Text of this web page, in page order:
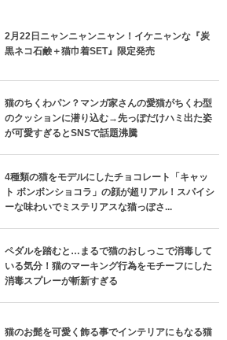
2月22日ニャンニャンニャン！イケニャンな『炭
黒ネコ石鹸＋猫巾着SET』限定発売
猫のちくわパン？マンガ家さんの愛猫がちくわ型
のクッションに潜り込む→先っぽだけハミ出た姿
が可愛すぎるとSNSで話題沸騰
4種類の猫をモデルにしたチョコレート「キャッ
ト ボンボンショコラ」の顔が超リアル！スパイシ
ーな味わいでミステリアスな猫っぽさ...
ペダルを踏むと…まるで猫のおしっこで消毒して
いる気分！猫のマーキング行為をモチーフにした
消毒スプレーが斬新すぎる
猫のお髭を可愛く飾る事でインテリアにもなる猫